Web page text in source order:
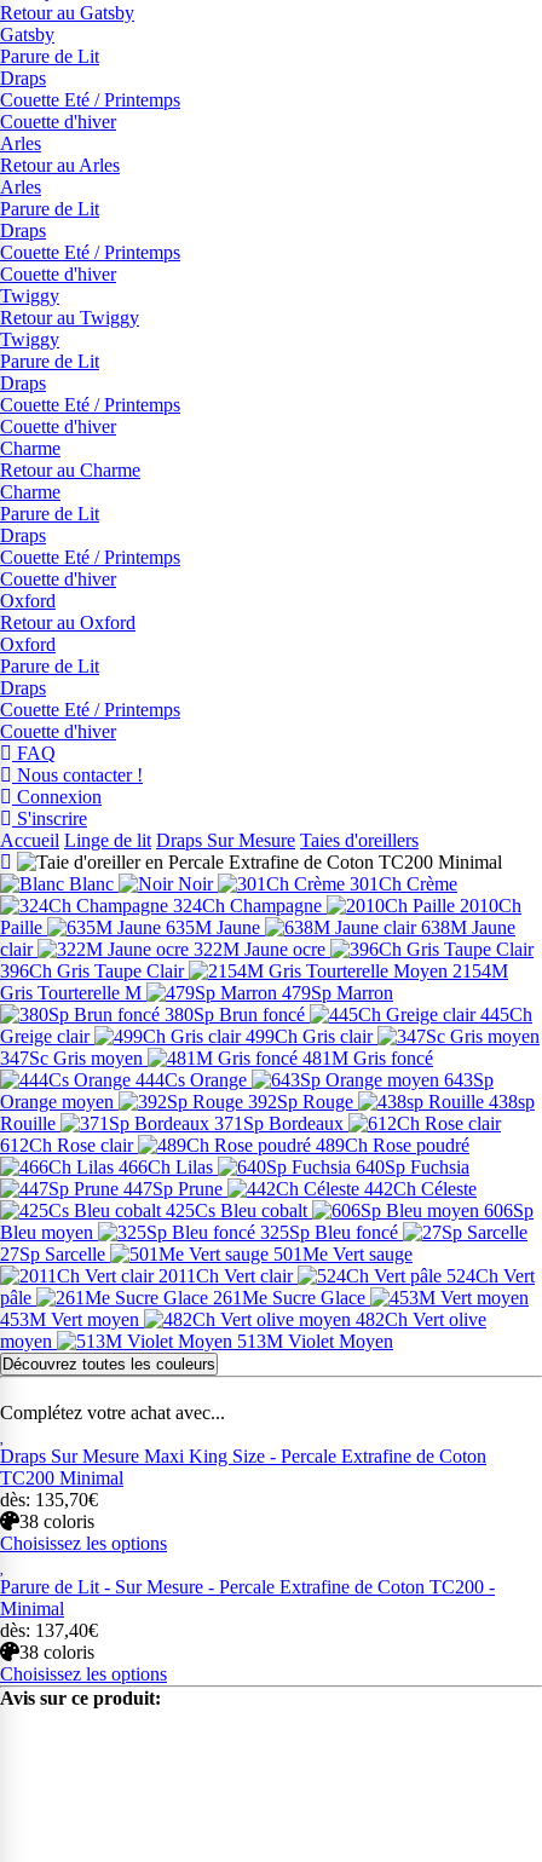
Retour au Gatsby
Gatsby
Parure de Lit
Draps
Couette Eté / Printemps
Couette d'hiver
Arles
Retour au Arles
Arles
Parure de Lit
Draps
Couette Eté / Printemps
Couette d'hiver
Twiggy
Retour au Twiggy
Twiggy
Parure de Lit
Draps
Couette Eté / Printemps
Couette d'hiver
Charme
Retour au Charme
Charme
Parure de Lit
Draps
Couette Eté / Printemps
Couette d'hiver
Oxford
Retour au Oxford
Oxford
Parure de Lit
Draps
Couette Eté / Printemps
Couette d'hiver
FAQ
Nous contacter !
Connexion
S'inscrire
Accueil Linge de lit Draps Sur Mesure Taies d'oreillers
Blanc Noir
301Ch Crème
324Ch Champagne
2010Ch
Paille
635M Jaune
638M Jaune
clair
322M Jaune ocre
396Ch Gris Taupe Clair
2154M
Gris Tourterelle M
479Sp Marron
380Sp Brun foncé
445Ch
Greige clair
499Ch Gris clair
347Sc Gris moyen
481M Gris foncé
444Cs Orange
643Sp
Orange moyen
392Sp Rouge
438sp
Rouille
371Sp Bordeaux
612Ch Rose clair
489Ch Rose poudré
466Ch Lilas
640Sp Fuchsia
447Sp Prune
442Ch Céleste
425Cs Bleu cobalt
606Sp
Bleu moyen
325Sp Bleu foncé
27Sp Sarcelle
501Me Vert sauge
2011Ch Vert clair
524Ch Vert
pâle
261Me Sucre Glace
453M Vert moyen
482Ch Vert olive
moyen
513M Violet Moyen
Découvrez toutes les couleurs
Complétez votre achat avec...
Draps Sur Mesure Maxi King Size - Percale Extrafine de Coton
TC200 Minimal
dès: 135,70€
38 coloris
Choisissez les options
Parure de Lit - Sur Mesure - Percale Extrafine de Coton TC200 -
Minimal
dès: 137,40€
38 coloris
Choisissez les options
Avis sur ce produit: